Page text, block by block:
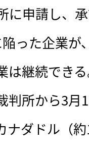
に申請し、
った企業
は継続でき
判所から3月
ナダドル（